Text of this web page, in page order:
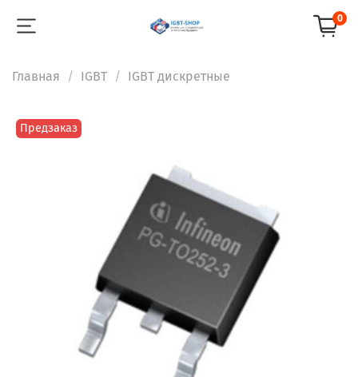
0
Главная IGBT IGBT дискретные
Предзаказ